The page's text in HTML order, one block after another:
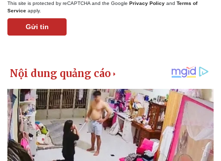
This site is protected by reCAPTCHA and the Google Privacy Policy and Terms of
Service apply.
Gửi tin